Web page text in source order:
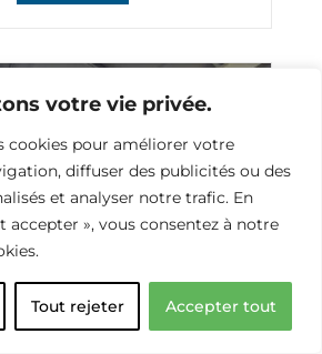
votre vie privée.
cookies pour améliorer votre
diffuser des publicités ou des
et analyser notre trafic. En
accepter », vous consentez à notre
Tout rejeter Accepter tout